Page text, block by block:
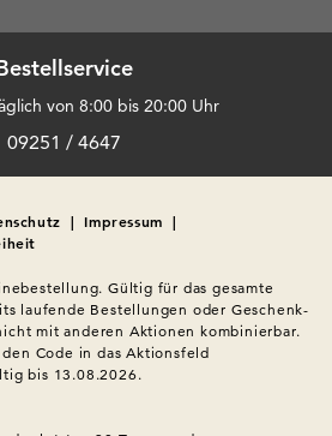
von 8:00 bis 20:00 Uhr
09251 / 4647
| Impressum |
Gültig für das gesamte
laufende Bestellungen oder Geschenk-
mit anderen Aktionen kombinierbar.
Code in das Aktionsfeld
bis 13.08.2026.